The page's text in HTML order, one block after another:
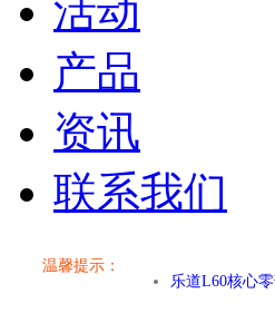
活动
产品
资讯
联系我们
温馨提示：
小米SU7核心
第二代 AION